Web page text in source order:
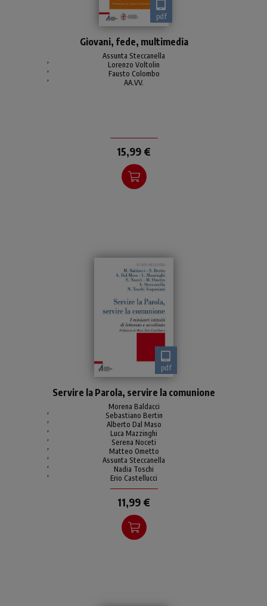
pdf
hanno un così grande appeal
nei giovani? È solo per i
contenuti, per le
opportunità che offrono?
Giovani, fede, multimedia
Assunta Steccanella
,
Lorenzo Voltolin
,
Fausto Colombo
,
AA.VV.
15,99 €
pdf
gennaio 2021 del motu
proprio di papa Francesco
Spiritus Domini circa
l’accesso delle donne al
ministero
Servire la Parola, servire la comunione
Morena Baldacci
,
Sebastiano Bertin
,
Alberto Dal Maso
,
Luca Mazzinghi
,
Serena Noceti
,
Matteo Ometto
,
Assunta Steccanella
,
Nadia Toschi
,
Erio Castellucci
11,99 €